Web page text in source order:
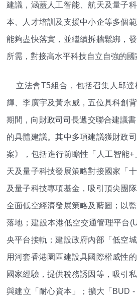
建議，涵蓋人工智能、航天及量子
本、人才培訓及支援中小企等多個
能夠盡快落實，並繼續拆牆鬆綁，
所需，對接高水平科技自立自強的國
立法會T5組合，包括召集人邱
輝、李廣宇及黃永威，五位具科創
期間，向財政司司長遞交聯合建議
的具體建議。其中多項建議獲財政
案》，包括進行前瞻性「人工智能
天及量子科技發展策略對接國家「
及量子科技專項基金，吸引頂尖團
全面低空經濟發展策略及藍圖；以
落地；建設本港低空交通管理平台
央平台接軌；建設政府內部「低空
用河套香港園區建設具國際權威性
國家經驗，提供稅務誘因等，吸引
與建立「耐心資本」；擴大「BUD -